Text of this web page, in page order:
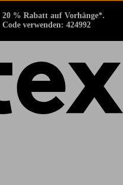
20 % Rabatt auf Vorhänge*.
Code verwenden: 424992